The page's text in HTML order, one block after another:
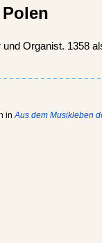
und Organist. 1358
inAus dem Musikleben